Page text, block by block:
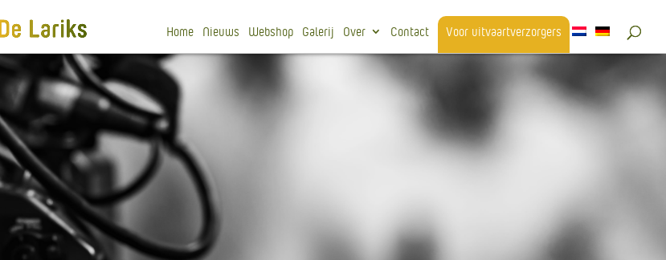
Home Nieuws Webshop Galerij Over Contact Voor uitvaartverzorgers